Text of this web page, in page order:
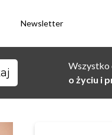
Newsletter
Wszystko
o życiu i